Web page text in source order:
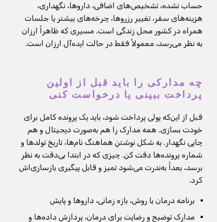
حساب نشده، تشخیص‌های اضافی، داروها، نگهداری،
هزینه‌های سفر، تغییر رزروها، چرخه‌های بیشتر یا جلسات
همراه در کشور محل زندگی است. مسیری که ظاهراً ارزان
به نظر می‌رسد، معمولاً فقط در حالت ایده‌آل ارزان است.
چه مدارکی را باید قبل از اولین
پرداخت ببینی یا درخواست کنی
قبل از این‌که پولی پرداخت شود، باید یک پرونده کامل برای
خودت بسازی. همه مدارک را هم به‌صورت دیجیتال و هم
چاپی نگهدار. به شکل نوشتنِ هماهنگ نام‌ها، تاریخ تولدها و
شماره پرونده‌ها دقت کن. چیزی که در ابتدا بی‌دقت به نظر
برسد، بعداً به‌ندرت می‌شود تمیز و قابل پیگیری بازسازی‌اش
کرد.
برنامه درمان با روش، بازه زمانی، داروها و پایش
مدارک توضیح و رضایت برای درمان، پردازش داده‌ها و